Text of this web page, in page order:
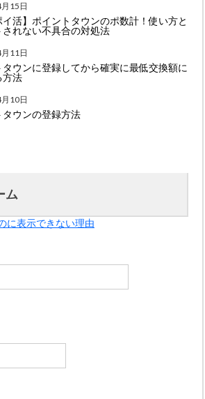
15日
イ活】ポイントタウンのポ数計！使い方と
されない不具合の対処法
11日
タウンに登録してから確実に最低交換額に
方法
10日
タウンの登録方法
ム
に表示できない理由